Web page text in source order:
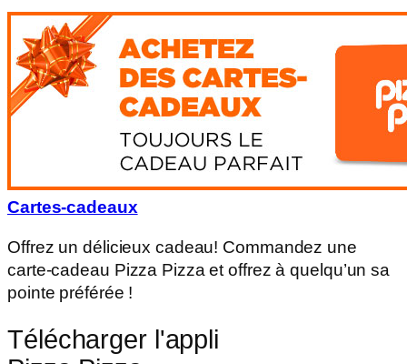
Cartes-cadeaux
Offrez un délicieux cadeau! Commandez une
carte-cadeau Pizza Pizza et offrez à quelqu’un sa
pointe préférée !
Télécharger l'appli